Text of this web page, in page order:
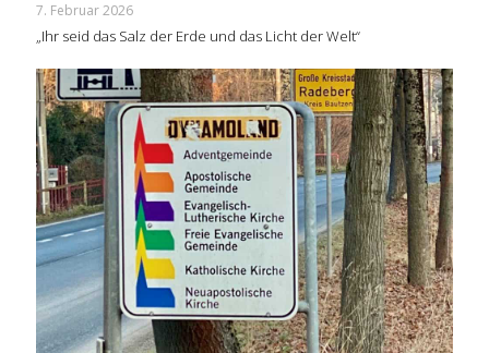
7. Februar 2026
„Ihr seid das Salz der Erde und das Licht der Welt“